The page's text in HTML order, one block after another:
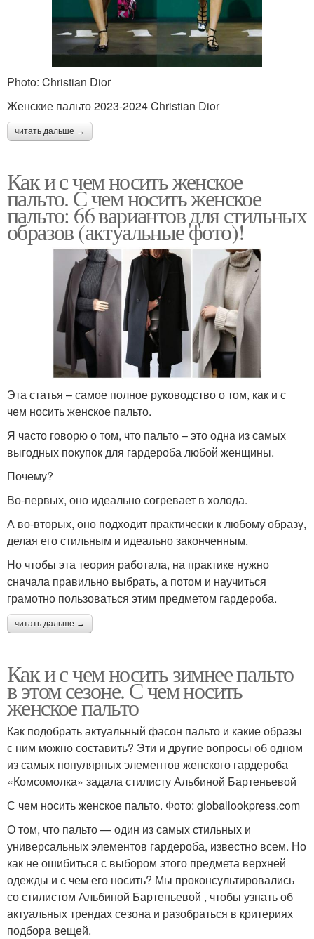
Photo: Christian Dior
Женские пальто 2023-2024 Christian Dior
читать дальше →
Как и с чем носить женское
пальто. С чем носить женское
пальто: 66 вариантов для стильных
образов (актуальные фото)!
Эта статья – самое полное руководство о том, как и с
чем носить женское пальто.
Я часто говорю о том, что пальто – это одна из самых
выгодных покупок для гардероба любой женщины.
Почему?
Во-первых, оно идеально согревает в холода.
А во-вторых, оно подходит практически к любому образу,
делая его стильным и идеально законченным.
Но чтобы эта теория работала, на практике нужно
сначала правильно выбрать, а потом и научиться
грамотно пользоваться этим предметом гардероба.
читать дальше →
Как и с чем носить зимнее пальто
в этом сезоне. С чем носить
женское пальто
Как подобрать актуальный фасон пальто и какие образы
с ним можно составить? Эти и другие вопросы об одном
из самых популярных элементов женского гардероба
«Комсомолка» задала стилисту Альбиной Бартеньевой
С чем носить женское пальто. Фото: globallookpress.com
О том, что пальто — один из самых стильных и
универсальных элементов гардероба, известно всем. Но
как не ошибиться с выбором этого предмета верхней
одежды и с чем его носить? Мы проконсультировались
со стилистом Альбиной Бартеньевой , чтобы узнать об
актуальных трендах сезона и разобраться в критериях
подбора вещей.